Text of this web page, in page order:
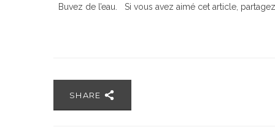
Buvez de l’eau. Si vous avez aimé cet article,
SHARE